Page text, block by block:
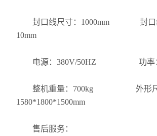
封口线尺寸：1000mm 封口
10mm
电源：380V/50HZ 功率：
整机重量：700kg 外形尺
1580*1800*1500mm
售后服务：